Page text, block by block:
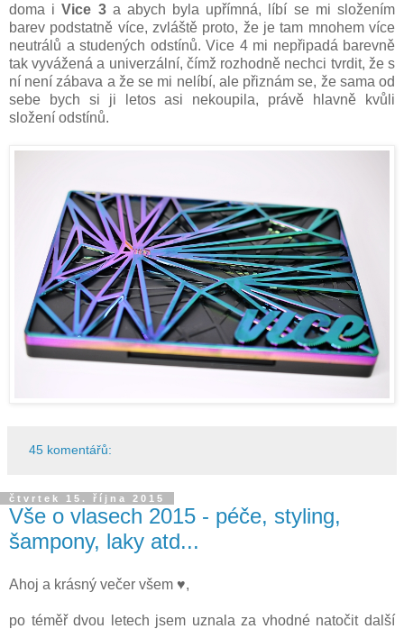
doma iVice 3a abych byla upřímná, líbí se mi složením
barev podstatně více, zvláště proto, že je tam mnohem více
neutrálů a studených odstínů. Vice 4 mi nepřipadá barevně
tak vyvážená a univerzální, čímž rozhodně nechci tvrdit, že s
ní není zábava a že se mi nelíbí, ale přiznám se, že sama od
sebe bych si ji letos asi nekoupila, právě hlavně kvůli
složení odstínů.
45 komentářů:
čtvrtek 15. října 2015
Vše o vlasech 2015 - péče, styling,
šampony, laky atd...
Ahoj a krásný večer všem ♥,
po téměř dvou letech jsem uznala za vhodné natočit další